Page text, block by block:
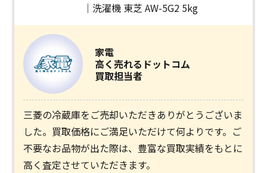
｜洗濯機 東芝 AW-5G2 5kg
家電
高く売れるドットコム
買取担当者
三菱の冷蔵庫をご売却いただきありがとうございま
した。買取価格にご満足いただけて何よりです。ご
不要なお品物が出た際は、豊富な買取実績をもとに
高く査定させていただきます。